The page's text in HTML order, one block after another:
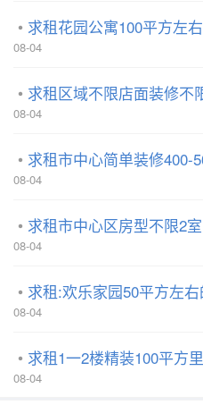
求租花园公寓100平方左
08-04
求租区域不限店面装修不
08-04
求租市中心简单装修400-
08-04
求租市中心区房型不限2
08-04
求租:欢乐家园50平方左
08-04
求租1一2楼精装100平方
08-04